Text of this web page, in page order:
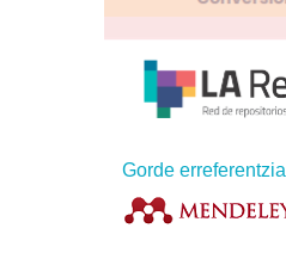
Gorde erreferentzia